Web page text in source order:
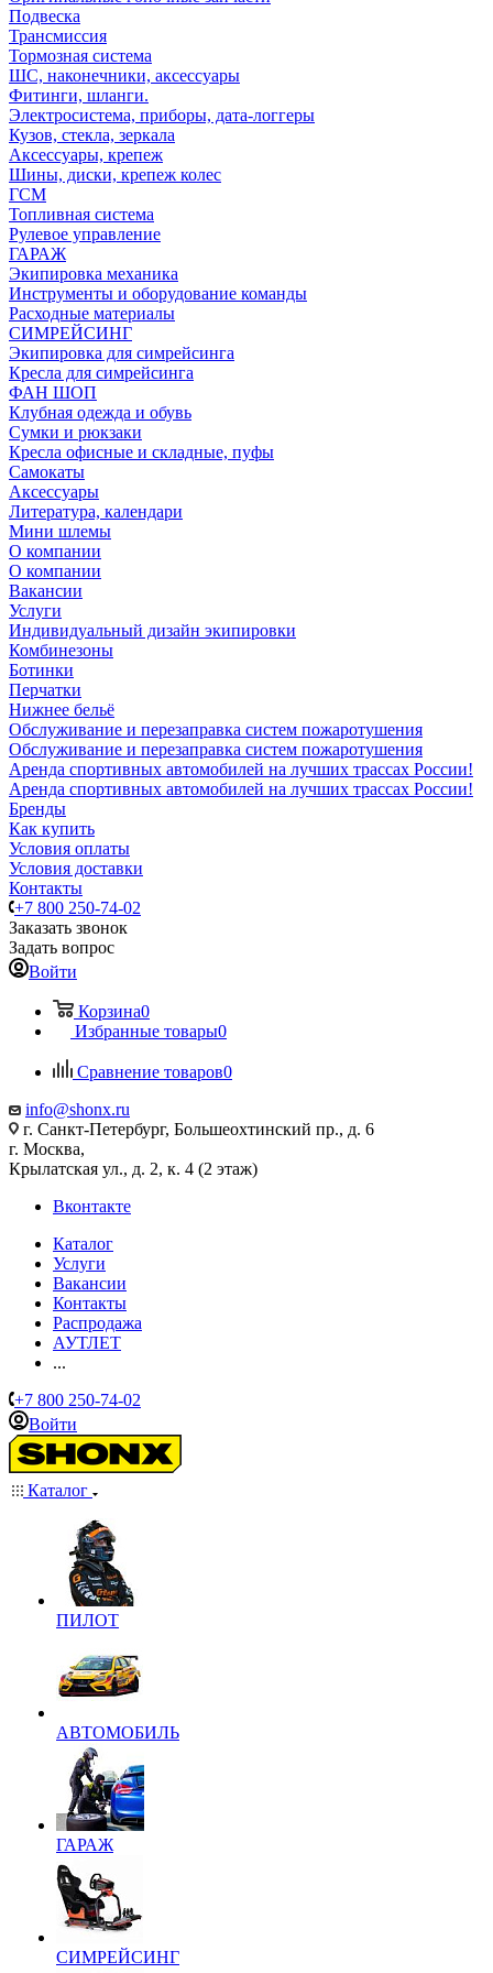
Подвеска
Трансмиссия
Тормозная система
ШС, наконечники, аксессуары
Фитинги, шланги.
Электросистема, приборы, дата-логгеры
Кузов, стекла, зеркала
Аксессуары, крепеж
Шины, диски, крепеж колес
ГСМ
Топливная система
Рулевое управление
ГАРАЖ
Экипировка механика
Инструменты и оборудование команды
Расходные материалы
СИМРЕЙСИНГ
Экипировка для симрейсинга
Кресла для симрейсинга
ФАН ШОП
Клубная одежда и обувь
Сумки и рюкзаки
Кресла офисные и складные, пуфы
Самокаты
Аксессуары
Литература, календари
Мини шлемы
О компании
О компании
Вакансии
Услуги
Индивидуальный дизайн экипировки
Комбинезоны
Ботинки
Перчатки
Нижнее бельё
Обслуживание и перезаправка систем пожаротушения
Обслуживание и перезаправка систем пожаротушения
Аренда спортивных автомобилей на лучших трассах России!
Аренда спортивных автомобилей на лучших трассах России!
Бренды
Как купить
Условия оплаты
Условия доставки
Контакты
+7 800 250-74-02
Заказать звонок
Задать вопрос
Войти
Корзина0
Избранные товары0
Сравнение товаров0
info@shonx.ru
г. Санкт-Петербург, Большеохтинский пр., д. 6
г. Москва,
Крылатская ул., д. 2, к. 4 (2 этаж)
Вконтакте
Каталог
Услуги
Вакансии
Контакты
Распродажа
АУТЛЕТ
...
+7 800 250-74-02
Войти
Каталог
ПИЛОТ
АВТОМОБИЛЬ
ГАРАЖ
СИМРЕЙСИНГ